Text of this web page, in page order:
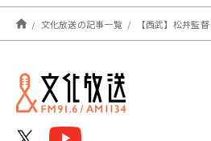
文化放送の記事一覧 【西武】松井監督インタビュー WBCでの